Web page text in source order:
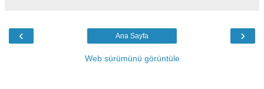
‹ ›
Ana Sayfa
Web sürümünü görüntüle